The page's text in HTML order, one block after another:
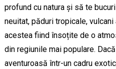
profund cu natura și să te
neuitat, păduri tropicale,
acestea fiind însoțite de o
din regiunile mai populare.
aventuroasă într-un cadru